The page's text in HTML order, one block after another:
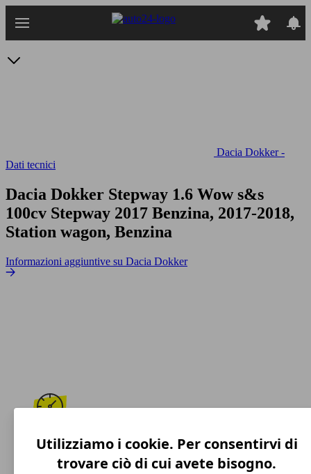
Dacia Dokker -
Dati tecnici
Dacia Dokker Stepway 1.6 Wow s&s
100cv Stepway 2017 Benzina, 2017-2018,
Station wagon, Benzina
Informazioni aggiuntive su Dacia Dokker
170 km/h
Velocità massima
Utilizziamo i cookie. Per consentirvi di
trovare ciò di cui avete bisogno.